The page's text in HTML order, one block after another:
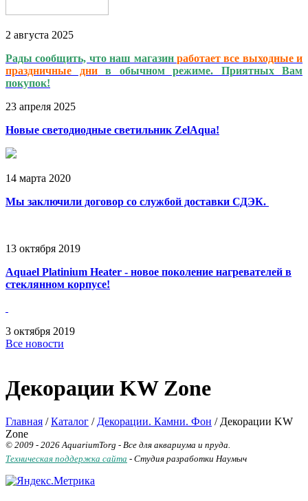
2 августа 2025
Рады сообщить, что наш магазин работает все выходные и
праздничные днив обычном режиме. Приятных Вам
покупок!
23 апреля 2025
Новые светодиодные светильник ZelAqua!
14 марта 2020
Мы заключили договор со службой доставки СДЭК.
13 октября 2019
Aquael Platinium Heater - новое поколение нагревателей в
стеклянном корпусе!
3 октября 2019
Все новости
Декорации KW Zone
Главная /Каталог / Декорации. Камни. Фон / Декорации KW
Zone
© 2009 - 2026 AquariumTorg - Все для аквариума и пруда.
Техническая поддержка сайта - Студия разработки Наумыч